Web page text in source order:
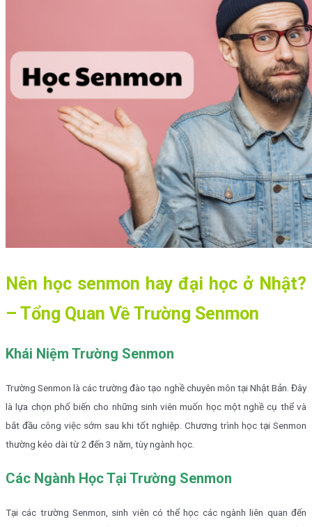
Nên học senmon hay đại học ở Nhật?
– Tổng Quan Về Trường Senmon
Khái Niệm Trường Senmon
Trường Senmon là các trường đào tạo nghề chuyên môn tại Nhật Bản. Đây
là lựa chọn phổ biến cho những sinh viên muốn học một nghề cụ thể và
bắt đầu công việc sớm sau khi tốt nghiệp. Chương trình học tại Senmon
thường kéo dài từ 2 đến 3 năm, tùy ngành học.
Các Ngành Học Tại Trường Senmon
Tại các trường Senmon, sinh viên có thể học các ngành liên quan đến